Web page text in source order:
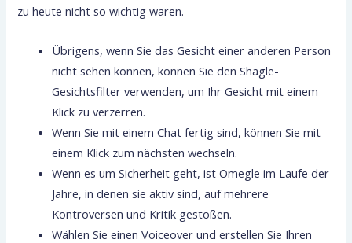
zu heute nicht so wichtig waren.
Übrigens, wenn Sie das Gesicht einer anderen Person
nicht sehen können, können Sie den Shagle-
Gesichtsfilter verwenden, um Ihr Gesicht mit einem
Klick zu verzerren.
Wenn Sie mit einem Chat fertig sind, können Sie mit
einem Klick zum nächsten wechseln.
Wenn es um Sicherheit geht, ist Omegle im Laufe der
Jahre, in denen sie aktiv sind, auf mehrere
Kontroversen und Kritik gestoßen.
Wählen Sie einen Voiceover und erstellen Sie Ihren